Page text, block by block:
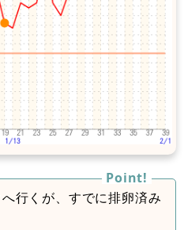
行くが、すでに排卵済み